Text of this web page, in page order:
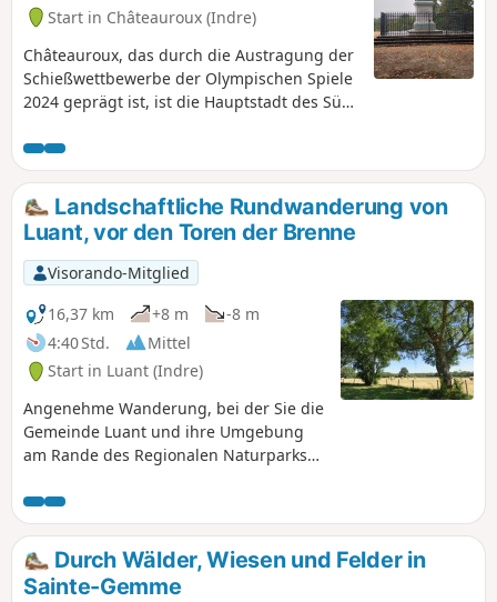
Start in Châteauroux (Indre)
Châteauroux, das durch die Austragung der
Schießwettbewerbe der Olympischen Spiele
2024 geprägt ist, ist die Hauptstadt des Süd-
Kulturerbe, das mal mittelalterlich, mal
zeitgenössisch geprägt ist, offenbart sich
Châteauroux durch seine Kirchen, das
Château Raoul, sein Kloster... Seine
gepflasterten Straßen führen oft zu ruhigen
Gärten, und die sich schlängelnde Indre ist
übrigens nie weit entfernt – sie fließt
gemächlich durch das Herz einer Stadt mit
intakter Natur, in der man sich gerne Zeit
lässt.
Landschaftliche Rundwanderung von
Luant, vor den Toren der Brenne
Visorando-Mitglied
16,37 km
+8 m
-8 m
4:40 Std.
Mittel
Start in Luant (Indre)
Angenehme Wanderung, bei der Sie die
Gemeinde Luant und ihre Umgebung
am Rande des Regionalen Naturparks
Durch Wälder, Wiesen und Felder in
Sainte-Gemme